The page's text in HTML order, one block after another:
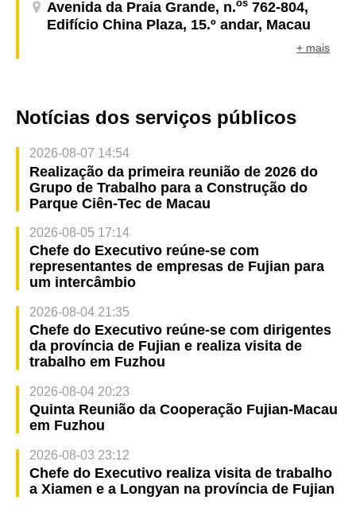
Avenida da Praia Grande, n.os 762-804,
Edifício China Plaza, 15.º andar, Macau
+ mais
Notícias dos serviços públicos
2026-08-07 14:54
Realização da primeira reunião de 2026 do
Grupo de Trabalho para a Construção do
Parque Ciên-Tec de Macau
2026-08-05 17:14
Chefe do Executivo reúne-se com
representantes de empresas de Fujian para
um intercâmbio
2026-08-04 21:35
Chefe do Executivo reúne-se com dirigentes
da província de Fujian e realiza visita de
trabalho em Fuzhou
2026-08-04 20:23
Quinta Reunião da Cooperação Fujian-Macau
em Fuzhou
2026-08-03 23:12
Chefe do Executivo realiza visita de trabalho
a Xiamen e a Longyan na província de Fujian